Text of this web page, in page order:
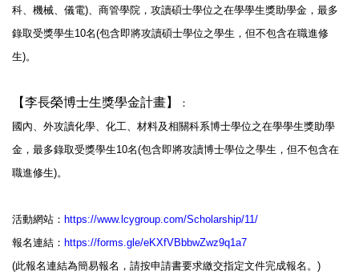
科、機械、儀電) 、商管學院， 攻讀碩士學位之在學學生獎助學金，最多
錄取受獎學生10名(包含即將攻讀碩士學位之學生，但不包含在職進修
生)。
【李長榮博士生獎學金計畫】
：
國內、外攻讀化學、化工、 材料及相關科系博士學位之在學學生獎助學
金，最多錄取受獎學生10名(包含即將攻讀博士學位之學生，但不包含在
職進修生)。
活動網站： https://www.lcygroup.com/Scholarship/11/
報名連結： https://forms.gle/eKXfVBbbwZwz9q1a7
(此報名連結為簡易報名，請按申請書要求繳交指定文件完成報名。 )